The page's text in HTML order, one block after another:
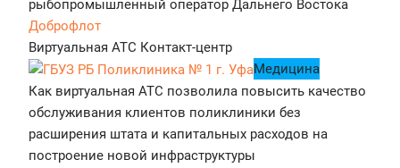
рыбопромышленный оператор Дальнего Востока
Доброфлот
Виртуальная АТС Контакт-центр
Медицина
Как виртуальная АТС позволила повысить качество
обслуживания клиентов поликлиники без
расширения штата и капитальных расходов на
построение новой инфраструктуры